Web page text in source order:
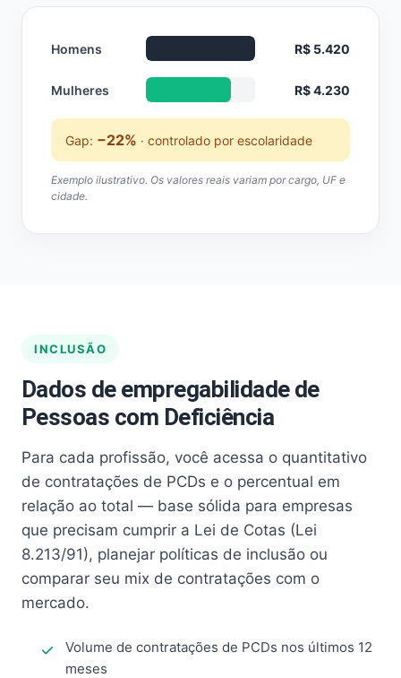
Homens R$ 5.420
Mulheres R$ 4.230
Gap: −22% · controlado por escolaridade
Exemplo ilustrativo. Os valores reais variam por cargo, UF e
cidade.
INCLUSÃO
Dados de empregabilidade de
Pessoas com Deficiência
Para cada profissão, você acessa o quantitativo
de contratações de PCDs e o percentual em
relação ao total — base sólida para empresas
que precisam cumprir a Lei de Cotas (Lei
8.213/91), planejar políticas de inclusão ou
comparar seu mix de contratações com o
mercado.
Volume de contratações de PCDs nos últimos 12
meses